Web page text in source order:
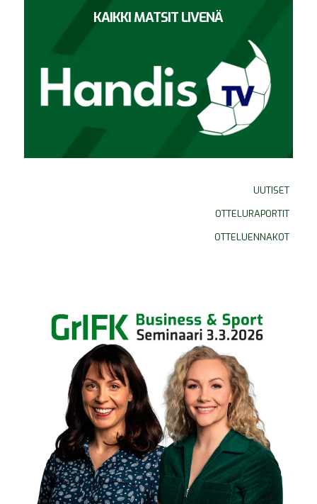
KAIKKI MATSIT LIVENÄ
UUTISET
OTTELURAPORTIT
OTTELUENNAKOT